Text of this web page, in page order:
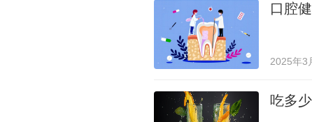
口腔
2025年3
吃多